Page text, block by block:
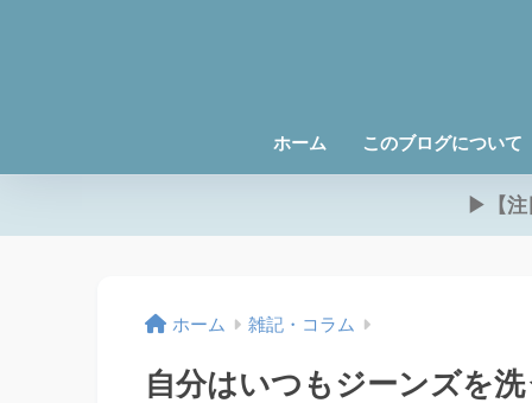
ホーム このブログについて
▶【注
ホーム 雑記・コラム
自分はいつもジーンズを